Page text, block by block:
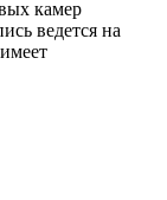
камер
ведется на